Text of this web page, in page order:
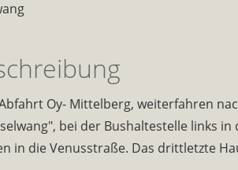
Oy- Mittelberg, weiterfahren
bei der Bushaltestelle links
in die Venusstraße. Das drittletzte